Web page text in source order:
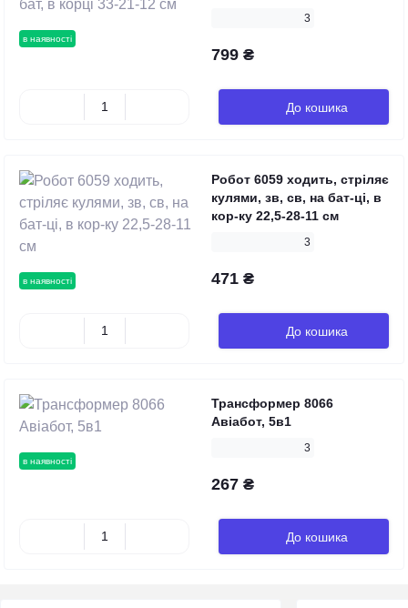
в наявності
3
799 ₴
До кошика
в наявності
Робот 6059 ходить, стріляє
кулями, зв, св, на бат-ці, в
кор-ку 22,5-28-11 см
3
471 ₴
До кошика
в наявності
Трансформер 8066
Авіабот, 5в1
3
267 ₴
До кошика